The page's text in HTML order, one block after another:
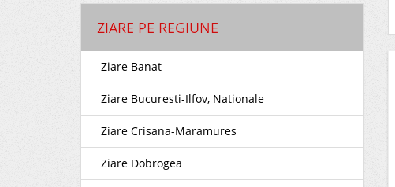
ZIARE PE REGIUNE
Ziare Banat
Ziare Bucuresti-Ilfov, Nationale
Ziare Crisana-Maramures
Ziare Dobrogea